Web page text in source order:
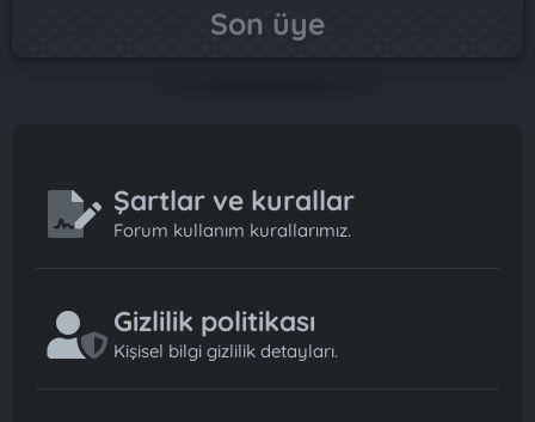
Son üye
Şartlar ve kurallar
Forum kullanım kurallarımız.
Gizlilik politikası
Kişisel bilgi gizlilik detayları.